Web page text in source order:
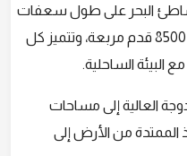
البحر على طول سعفات
نخلة جبل علي، وتتراوح من 7300 إلى 8500 قدم مربعة، وتتميز كل
البيئة الساحلية.
العالية إلى مساحات
من الأرض إلى